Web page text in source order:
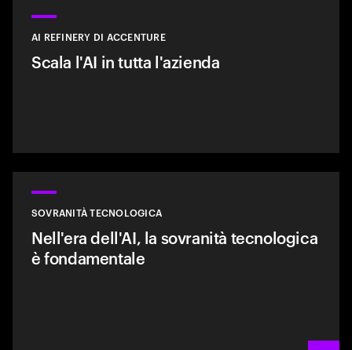
AI REFINERY DI ACCENTURE
Scala l'AI in tutta l'azienda
SOVRANITÀ TECNOLOGICA
Nell'era dell'AI, la sovranità tecnologica
è fondamentale